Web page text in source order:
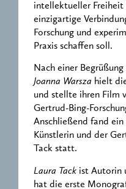
intellektueller
einzigartige
Forschung und
Praxis schaffen soll.
Nach einer
Joanna Warsza hielt
und stellte ihren Film
Gertrud-Bing-
Anschließend fand ein
Künstlerin und der
Tack statt.
Laura Tack ist Autorin
hat die erste